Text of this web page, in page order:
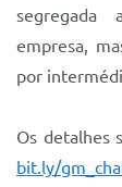
segregada
empresa,
por
Os detalhes
bit.ly/